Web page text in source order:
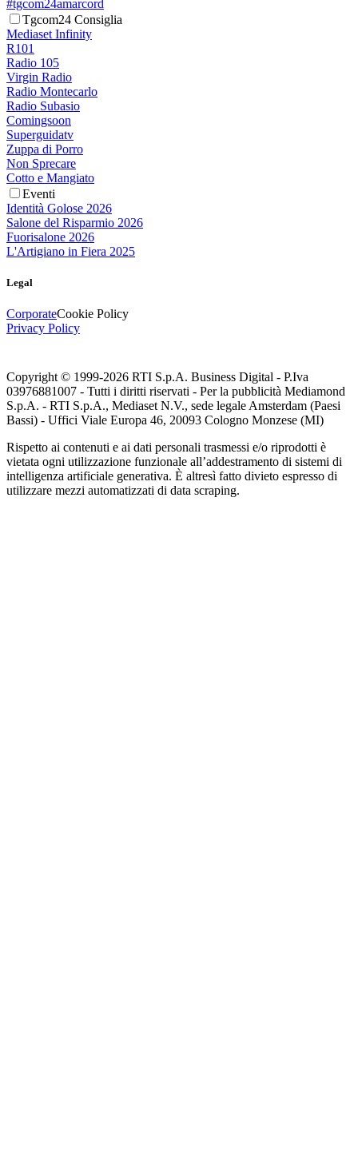
#tgcom24amarcord
Tgcom24 Consiglia
Mediaset Infinity
R101
Radio 105
Virgin Radio
Radio Montecarlo
Radio Subasio
Comingsoon
Superguidatv
Zuppa di Porro
Non Sprecare
Cotto e Mangiato
Eventi
Identità Golose 2026
Salone del Risparmio 2026
Fuorisalone 2026
L'Artigiano in Fiera 2025
Legal
CorporateCookie Policy
Privacy Policy
Copyright © 1999-2026 RTI S.p.A. Business Digital - P.Iva
03976881007 - Tutti i diritti riservati - Per la pubblicità Mediamond
S.p.A. - RTI S.p.A., Mediaset N.V., sede legale Amsterdam (Paesi
Bassi) - Uffici Viale Europa 46, 20093 Cologno Monzese (MI)
Rispetto ai contenuti e ai dati personali trasmessi e/o riprodotti è
vietata ogni utilizzazione funzionale all’addestramento di sistemi di
intelligenza artificiale generativa. È altresì fatto divieto espresso di
utilizzare mezzi automatizzati di data scraping.